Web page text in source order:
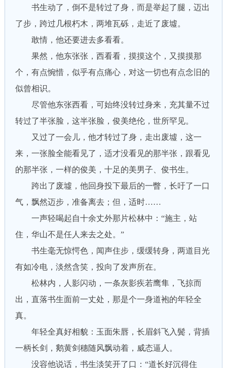
书生动了，倒不是转过了身，而是举起了腿，迈出
了步，跨过几根朽木，两堆瓦砾，走近了废墟。
敢情，他还要进去多看看。
果然，他东张张，西看看，摸摸这个，又摸摸那
个，有点惋惜，似乎有点痛心，对这一切也有点念旧的
似曾相识。
尽管他东张西看，可始终没转过身来，充其量不过
转过了半张脸，这半张脸，俊美绝伦，世所罕见。
又过了一会儿，他才转过了身，走出废墟，这一
来，一张脸全能看见了，适才没看见的那半张，跟看见
的那半张，一样的俊美，十足的美男子、俊书生。
跨出了废墟，他回身投下最后的一瞥，长吁了一口
气，飘然迈步，准备离去；但，适时……
一声轻喝起自十余丈外那片松林中：“施主，站
住，华山不是任人来去之处。”
书生毫无惊愕色，闻声住步，缓缓转身，两道目光
有如冷电，淡然含笑，投向了发声所在。
松林内，人影闪动，一条灰影疾若鹰隼，飞掠而
出，直落书生面前一丈处，那是个一身道袍的年轻全
真。
年轻全真好相貌：玉面朱唇，长眉斜飞入鬓，背插
一柄长剑，鹅黄剑穗随风飘动着，威态逼人。
没容他说话，书生淡笑开了口：“道长好沉得住